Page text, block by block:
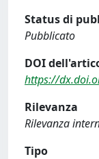
Status di
Pubblicato
DOI
https://
Rilevanza
Rilevanza
Tipo